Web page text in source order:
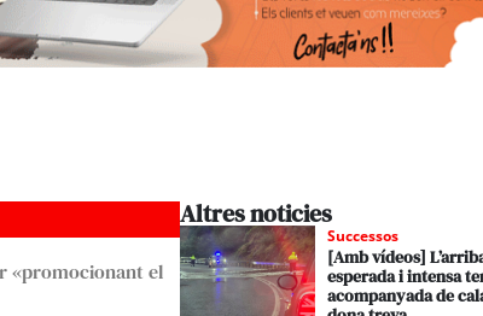
«promocionant el
Altres noticies
Successos
[Amb vídeos]
esperada i intensa
acompanyada de